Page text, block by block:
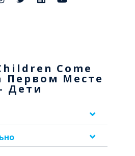
Come
Месте
- Дети